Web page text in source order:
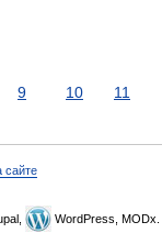
9 10 11
сайте
WordPress, MODx.